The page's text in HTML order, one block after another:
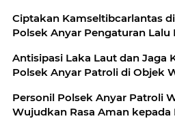
Ciptakan Kamseltibcarlantas
Polsek Anyar Pengaturan Lalu
Antisipasi Laka Laut dan Jaga
Polsek Anyar Patroli di Objek
Personil Polsek Anyar Patroli
Wujudkan Rasa Aman